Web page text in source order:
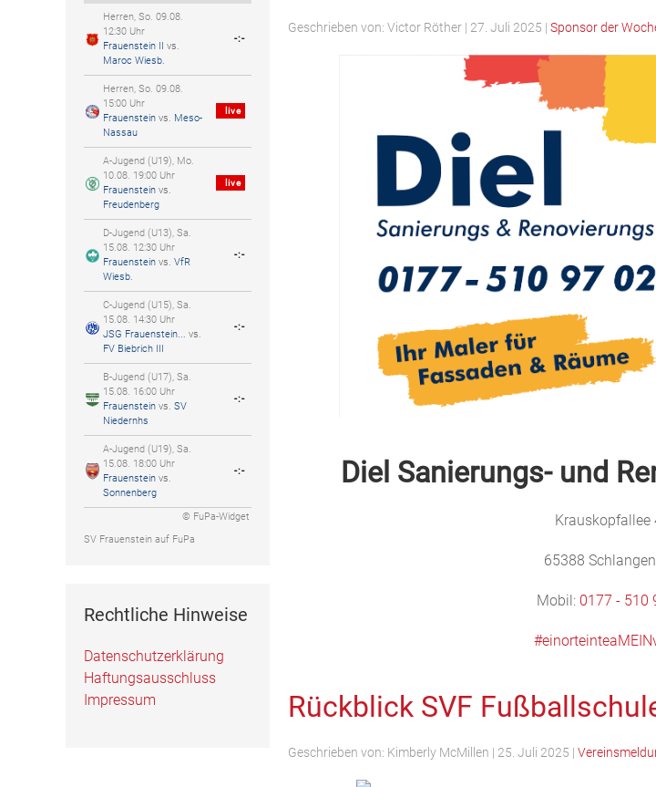
Herren, So. 09.08.
12:30 Uhr
Frauenstein II
vs.
Maroc Wiesb.
-:-
Herren, So. 09.08.
15:00 Uhr
Frauenstein vs. Meso-
Nassau
live
A-Jugend (U19), Mo.
10.08. 19:00 Uhr
Frauenstein vs.
Freudenberg
live
D-Jugend (U13), Sa.
15.08. 12:30 Uhr
Frauenstein vs. VfR
Wiesb.
-:-
C-Jugend (U15), Sa.
15.08. 14:30 Uhr
JSG Frauenstein... vs.
FV Biebrich III
-:-
B-Jugend (U17), Sa.
15.08. 16:00 Uhr
Frauenstein vs. SV
Niedernhs
-:-
A-Jugend (U19), Sa.
15.08. 18:00 Uhr
Frauenstein vs.
Sonnenberg
-:-
© FuPa-Widget
SV Frauenstein auf FuPa
Rechtliche Hinweise
Datenschutzerklärung
Haftungsausschluss
Impressum
Geschrieben von: Victor Röther | 27. Juli 2025 | Sponsor der
Diel Sanierungs- und
Krauskopfallee
65388
Mobil: 0177 - 510
Rückblick SVF
Geschrieben von: Kimberly McMillen | 25. Juli 2025 |